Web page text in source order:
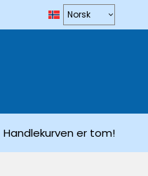
Handlekurven er tom!